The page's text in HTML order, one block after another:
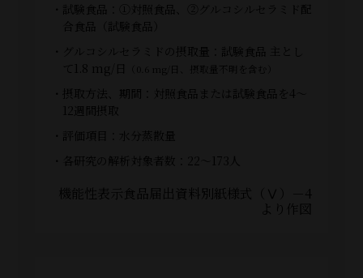
・試験食品：①対照食品、②グルコシルセラミド配
合食品（試験食品）
・グルコシルセラミドの摂取量：試験食品 主とし
て1.8 mg/日
（0.6 mg/日、摂取量不明を含む）
・摂取方法、期間：対照食品または試験食品を4～
12週間摂取
・評価項目：水分蒸散量
・各研究の解析対象者数：22～173人
機能性表示食品届出資料別紙様式（Ⅴ）－4
より作図